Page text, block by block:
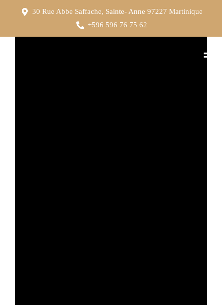
30 Rue Abbe Saffache, Sainte- Anne 97227 Martinique
+596 596 76 75 62